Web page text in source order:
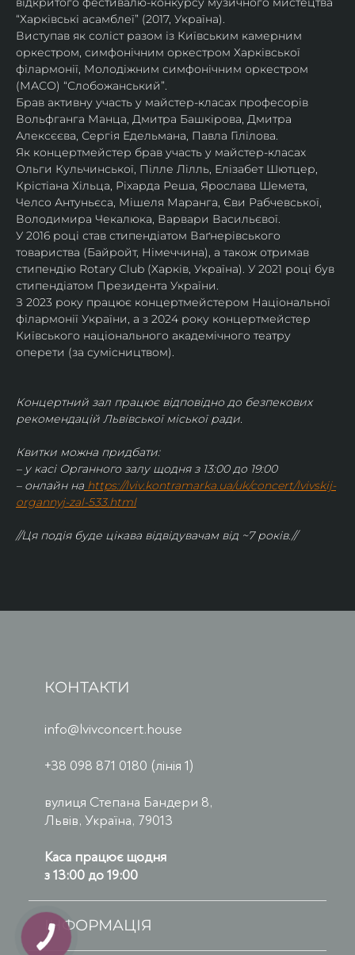
“Харківські асамблеї” (2017, Україна).
Виступав як соліст разом із Київським камерним
оркестром, симфонічним оркестром Харківської
філармонії, Молодіжним симфонічним оркестром
(МАСО) “Слобожанський”.
Брав активну участь у майстер-класах професорів
Вольфганга Манца, Дмитра Башкірова, Дмитра
Алексєєва, Сергія Едельмана, Павла Гілілова.
Як концертмейстер брав участь у майстер-класах
Ольги Кульчинської, Пілле Лілль, Елізабет Шютцер,
Крістіана Хільца, Ріхарда Реша, Ярослава Шемета,
Челсо Антуньєса, Мішеля Маранга, Єви Рабчевської,
Володимира Чекалюка, Варвари Васильєвої.
У 2016 році став стипендіатом Ваґнерівського
товариства (Байройт, Німеччина), а також отримав
стипендію Rotary Club (Харків, Україна). У 2021 році був
стипендіатом Президента України.
З 2023 року працює концертмейстером Національної
філармонії України, а з 2024 року концертмейстер
Київського національного академічного театру
оперети (за сумісництвом).
Концертний зал працює відповідно до безпекових
рекомендацій Львівської міської ради.
Квитки можна придбати:
– у касі Органного залу щодня з 13:00 до 19:00
– онлайн на https://lviv.kontramarka.ua/uk/concert/lvivskij-
organnyj-zal-533.html
//Ця подія буде цікава відвідувачам від ~7 років.//
КОНТАКТИ
info@lvivconcert.house
+38 098 871 0180 (лінія 1)
вулиця Степана Бандери 8,
Львів, Україна, 79013
Каса працює щодня
з 13:00 до 19:00
ІНФОРМАЦІЯ